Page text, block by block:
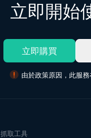
立即開始
立即購買
由於政策原因，此服務
抓取工具